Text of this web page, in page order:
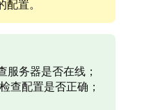
置。
服务器是否在线；
查配置是否正确；